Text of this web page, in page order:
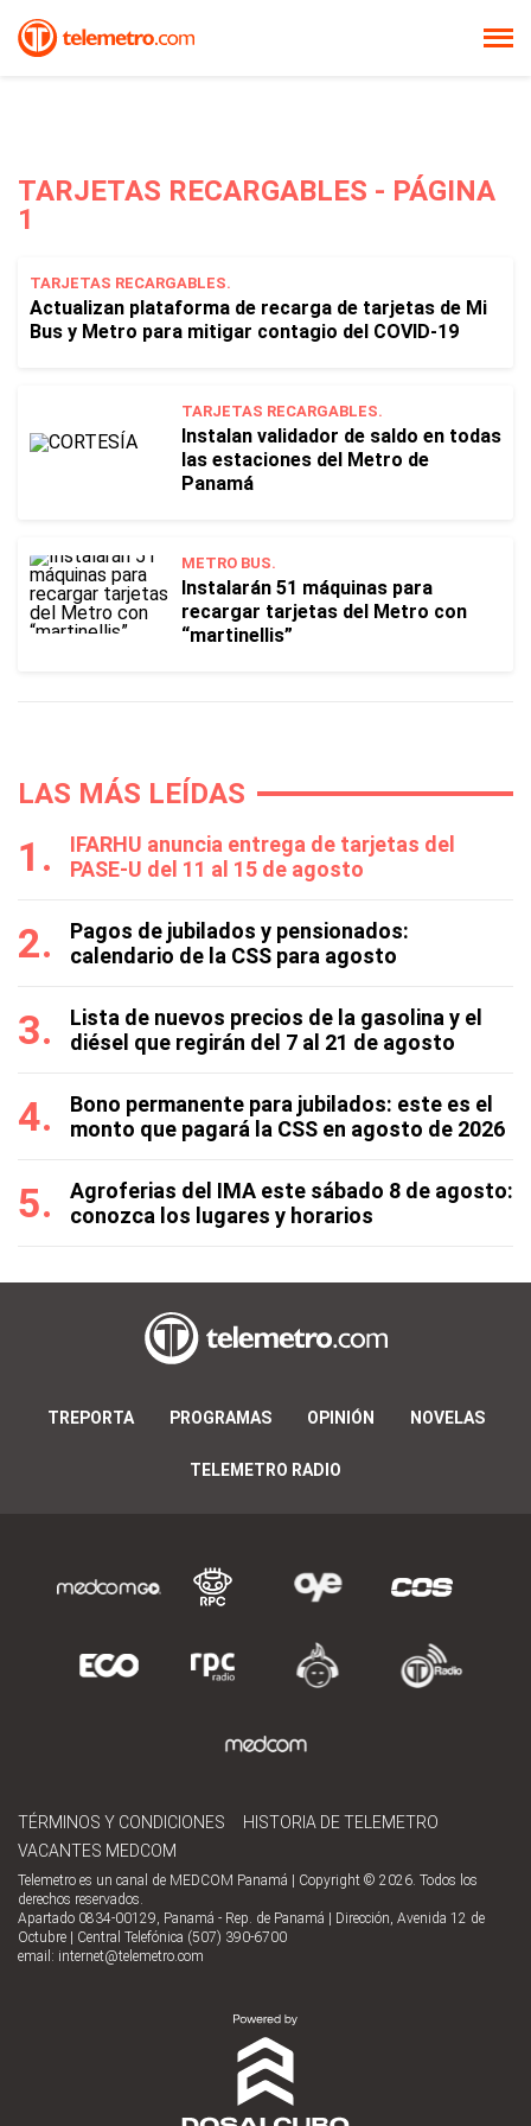
TARJETAS RECARGABLES - PÁGINA
1
TARJETAS RECARGABLES.
Actualizan plataforma de recarga de tarjetas de Mi
Bus y Metro para mitigar contagio del COVID-19
TARJETAS RECARGABLES.
Instalan validador de saldo en todas
las estaciones del Metro de
Panamá
METRO BUS.
Instalarán 51 máquinas para
recargar tarjetas del Metro con
“martinellis”
LAS MÁS LEÍDAS
IFARHU anuncia entrega de tarjetas del
PASE-U del 11 al 15 de agosto
Pagos de jubilados y pensionados:
calendario de la CSS para agosto
Lista de nuevos precios de la gasolina y el
diésel que regirán del 7 al 21 de agosto
Bono permanente para jubilados: este es el
monto que pagará la CSS en agosto de 2026
Agroferias del IMA este sábado 8 de agosto:
conozca los lugares y horarios
TREPORTA PROGRAMAS OPINIÓN NOVELAS
TELEMETRO RADIO
TÉRMINOS Y CONDICIONES
HISTORIA DE TELEMETRO
VACANTES MEDCOM
Telemetro es un canal de MEDCOM Panamá | Copyright © 2026. Todos los
derechos reservados.
Apartado 0834-00129, Panamá - Rep. de Panamá | Dirección, Avenida 12 de
Octubre | Central Telefónica (507) 390-6700
email: internet@telemetro.com